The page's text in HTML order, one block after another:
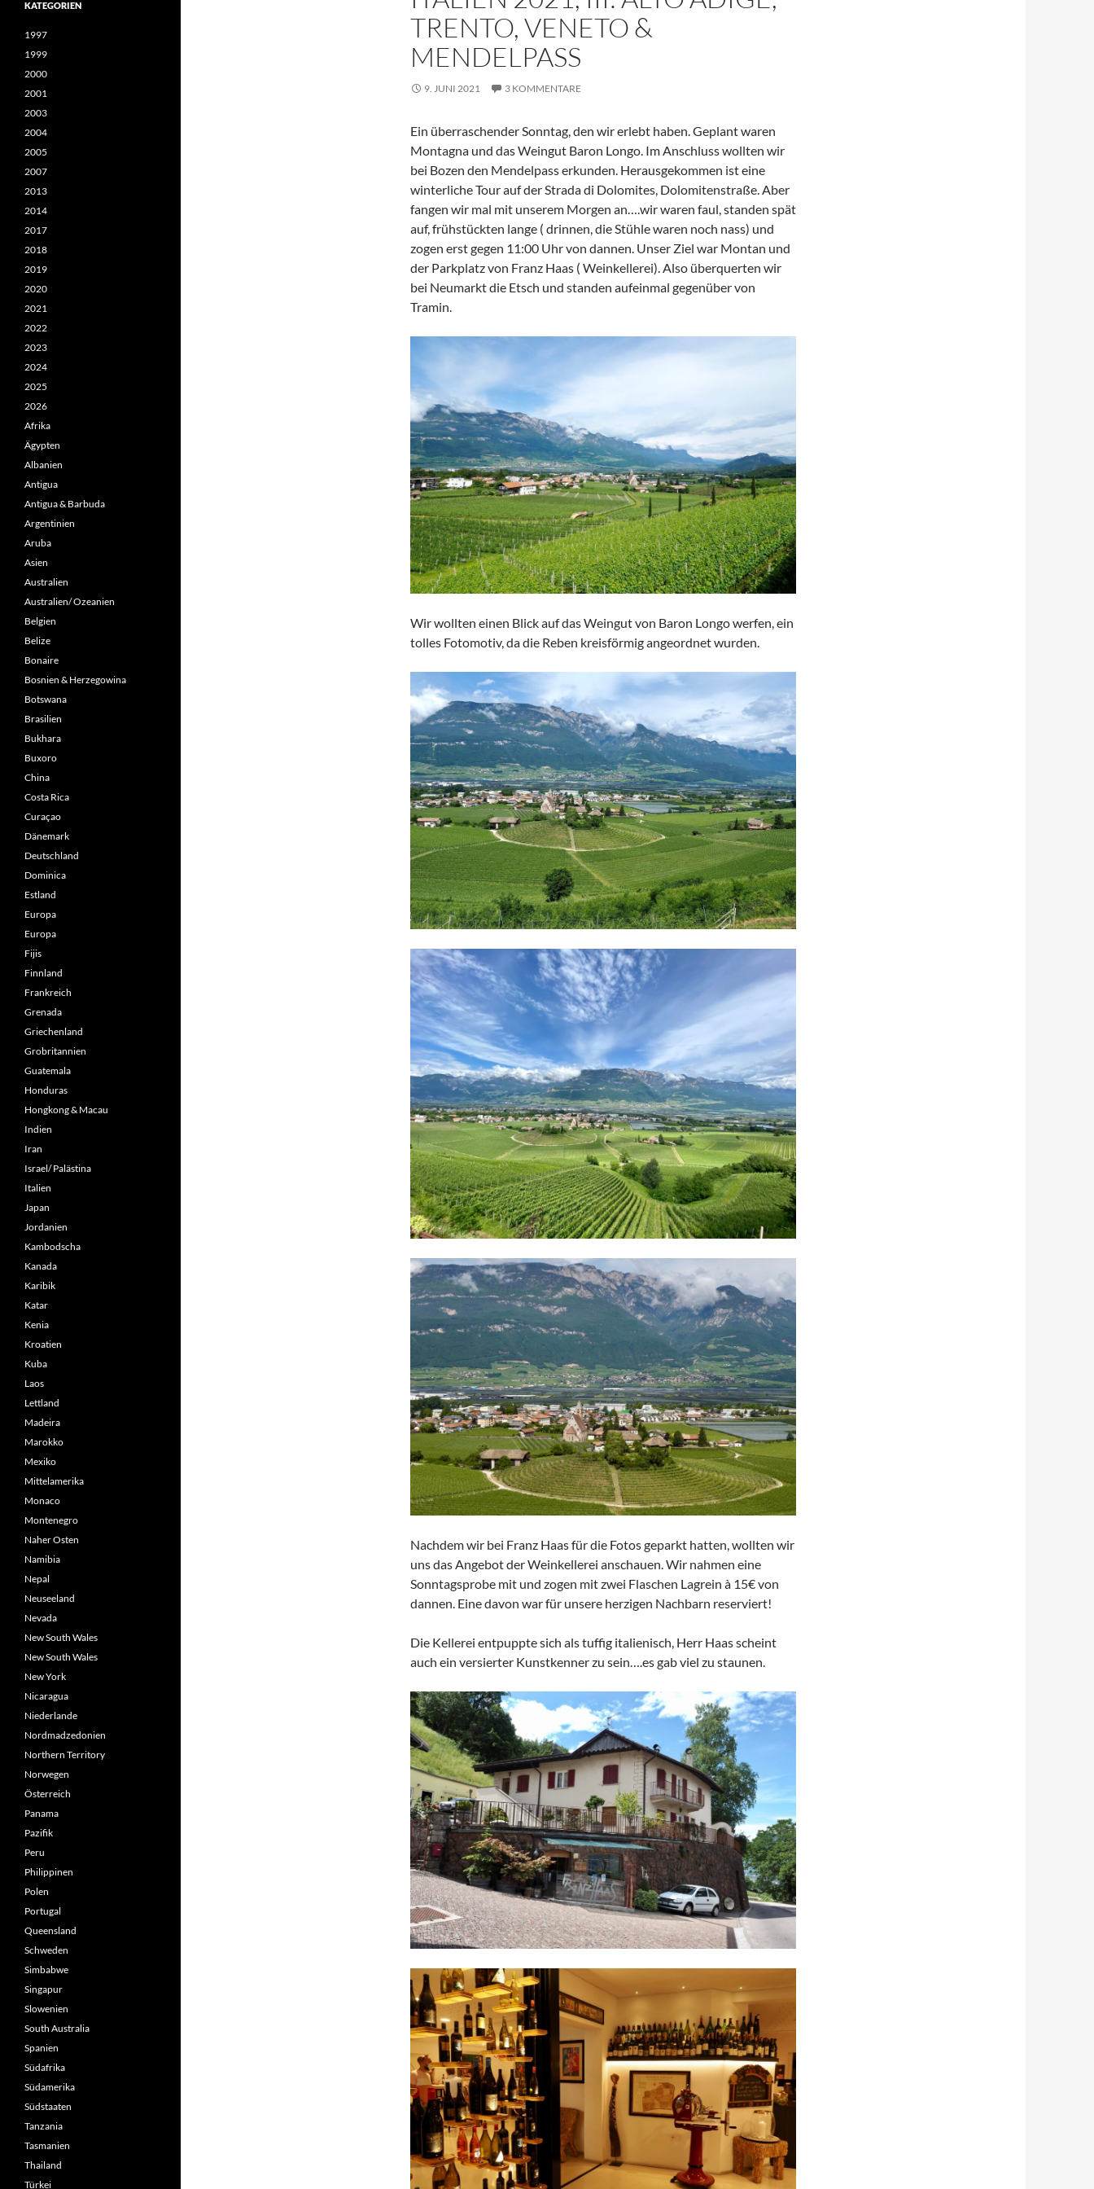
TRENTO, VENETO &
MENDELPASS
9. JUNI 2021 3 KOMMENTARE
Ein überraschender Sonntag, den wir erlebt haben. Geplant waren
Montagna und das Weingut Baron Longo. Im Anschluss wollten wir
bei Bozen den Mendelpass erkunden. Herausgekommen ist eine
winterliche Tour auf der Strada di Dolomites, Dolomitenstraße. Aber
fangen wir mal mit unserem Morgen an….wir waren faul, standen spät
auf, frühstückten lange ( drinnen, die Stühle waren noch nass) und
zogen erst gegen 11:00 Uhr von dannen. Unser Ziel war Montan und
der Parkplatz von Franz Haas ( Weinkellerei). Also überquerten wir
bei Neumarkt die Etsch und standen aufeinmal gegenüber von
Tramin.
Wir wollten einen Blick auf das Weingut von Baron Longo werfen, ein
tolles Fotomotiv, da die Reben kreisförmig angeordnet wurden.
Nachdem wir bei Franz Haas für die Fotos geparkt hatten, wollten wir
uns das Angebot der Weinkellerei anschauen. Wir nahmen eine
Sonntagsprobe mit und zogen mit zwei Flaschen Lagrein à 15€ von
dannen. Eine davon war für unsere herzigen Nachbarn reserviert!
Die Kellerei entpuppte sich als tuffig italienisch, Herr Haas scheint
auch ein versierter Kunstkenner zu sein….es gab viel zu staunen.
KATEGORIEN
1997
1999
2000
2001
2003
2004
2005
2007
2013
2014
2017
2018
2019
2020
2021
2022
2023
2024
2025
2026
Afrika
Ägypten
Albanien
Antigua
Antigua & Barbuda
Argentinien
Aruba
Asien
Australien
Australien/ Ozeanien
Belgien
Belize
Bonaire
Bosnien & Herzegowina
Botswana
Brasilien
Bukhara
Buxoro
China
Costa Rica
Curaçao
Dänemark
Deutschland
Dominica
Estland
Europa
Europa
Fijis
Finnland
Frankreich
Grenada
Griechenland
Grobritannien
Guatemala
Honduras
Hongkong & Macau
Indien
Iran
Israel/ Palästina
Italien
Japan
Jordanien
Kambodscha
Kanada
Karibik
Katar
Kenia
Kroatien
Kuba
Laos
Lettland
Madeira
Marokko
Mexiko
Mittelamerika
Monaco
Montenegro
Naher Osten
Namibia
Nepal
Neuseeland
Nevada
New South Wales
New South Wales
New York
Nicaragua
Niederlande
Nordmadzedonien
Northern Territory
Norwegen
Österreich
Panama
Pazifik
Peru
Philippinen
Polen
Portugal
Queensland
Schweden
Simbabwe
Singapur
Slowenien
South Australia
Spanien
Südafrika
Südamerika
Südstaaten
Tanzania
Tasmanien
Thailand
Türkei